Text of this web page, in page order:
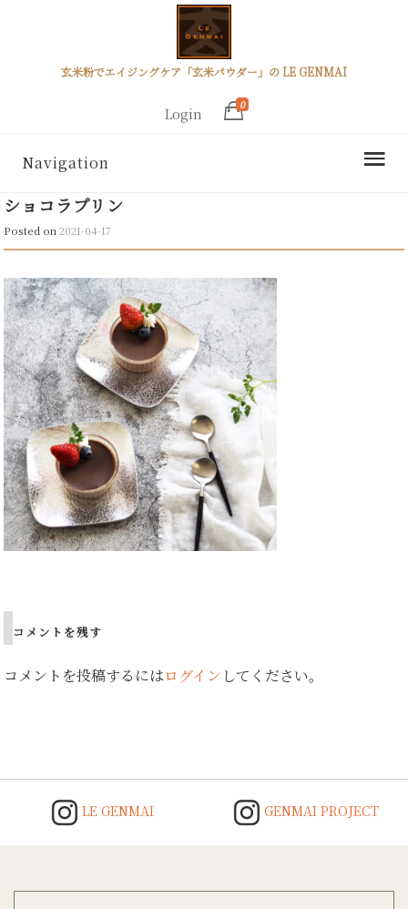
玄米粉でエイジングケア「玄米パウダー」の LE GENMAI
Login
0
Navigation
ショコラプリン
Posted on2021-04-17
コメントを残す
コメントを投稿するにはログイン してください。
LE GENMAI GENMAI PROJECT